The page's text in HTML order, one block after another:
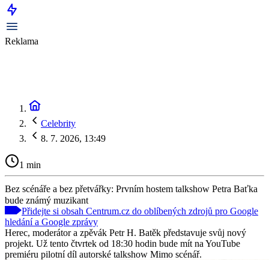
Reklama
Celebrity
8. 7. 2026, 13:49
1 min
Bez scénáře a bez přetvářky: Prvním hostem talkshow Petra Baťka
bude známý muzikant
Přidejte si obsah Centrum.cz do oblíbených zdrojů pro Google
hledání a Google zprávy
Herec, moderátor a zpěvák Petr H. Batěk představuje svůj nový
projekt. Už tento čtvrtek od 18:30 hodin bude mít na YouTube
premiéru pilotní díl autorské talkshow Mimo scénář.